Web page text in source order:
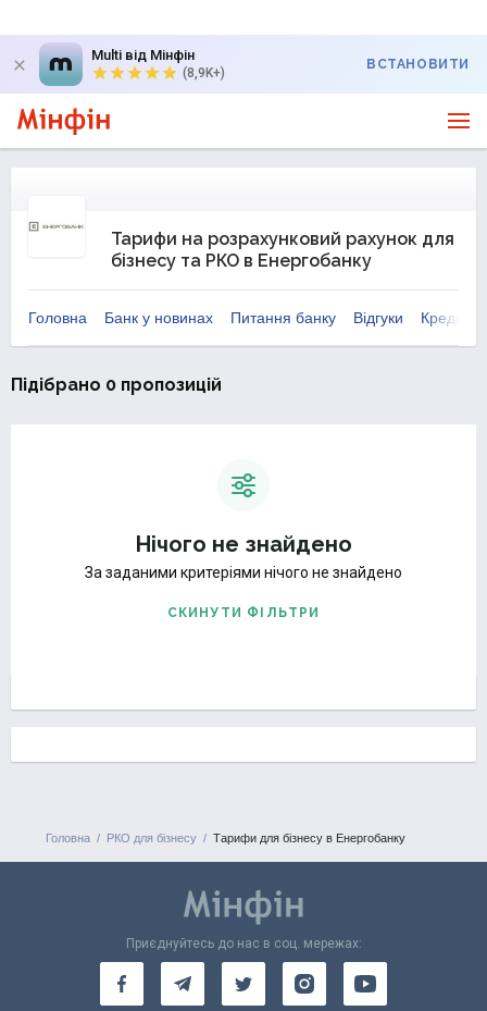
Multi від Мінфін
(8,9K+)
ВСТАНОВИТИ
Тарифи на розрахунковий рахунок для
бізнесу та РКО в Енергобанку
Головна Банк у новинах Питання банку Відгуки Кредити
Підібрано 0 пропозицій
Нічого не знайдено
За заданими критеріями нічого не знайдено
СКИНУТИ ФІЛЬТРИ
Головна РКО для бізнесу Тарифи для бізнесу в Енергобанку
Приєднуйтесь до нас в соц. мережах: